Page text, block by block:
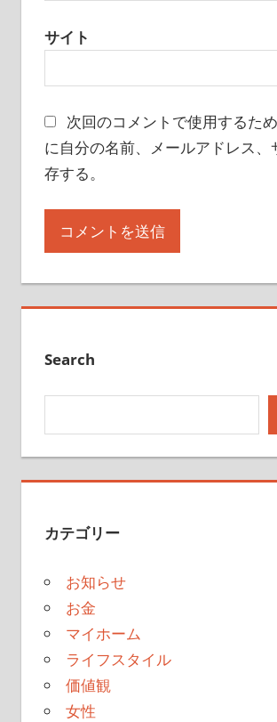
サイト
次回のコメントで使用するた
に自分の名前、メールアドレス、
存する。
Search
カテゴリー
お知らせ
お金
マイホーム
ライフスタイル
価値観
女性